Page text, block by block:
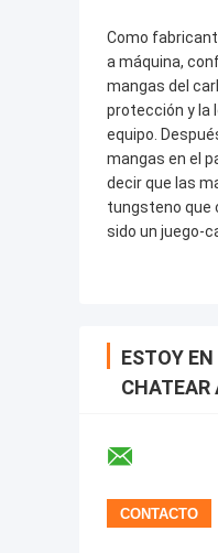
Como
a máquina,
mangas del
protección y la
equipo.
mangas en el
decir que las
tungsteno que
sido un juego-
ESTOY
CHATEAR